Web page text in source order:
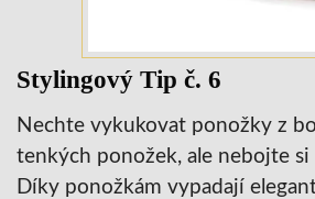
Stylingový Tip č. 6
Nechte vykukovat ponožky z
tenkých ponožek, ale nebojte si
Díky ponožkám vypadají